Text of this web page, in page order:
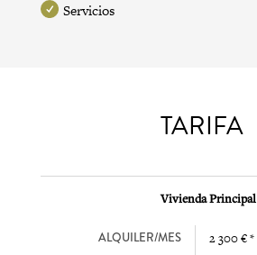
Servicios
TARIFA
Vivienda Principal
ALQUILER/MES 2 300 € *